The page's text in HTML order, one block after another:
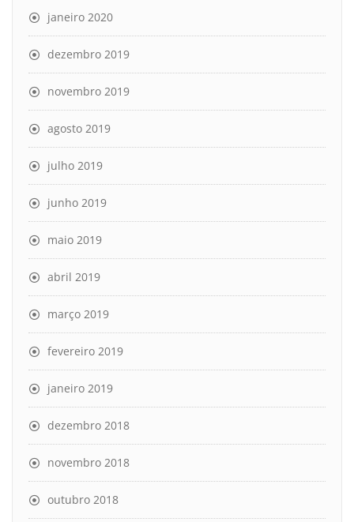
janeiro 2020
dezembro 2019
novembro 2019
agosto 2019
julho 2019
junho 2019
maio 2019
abril 2019
março 2019
fevereiro 2019
janeiro 2019
dezembro 2018
novembro 2018
outubro 2018